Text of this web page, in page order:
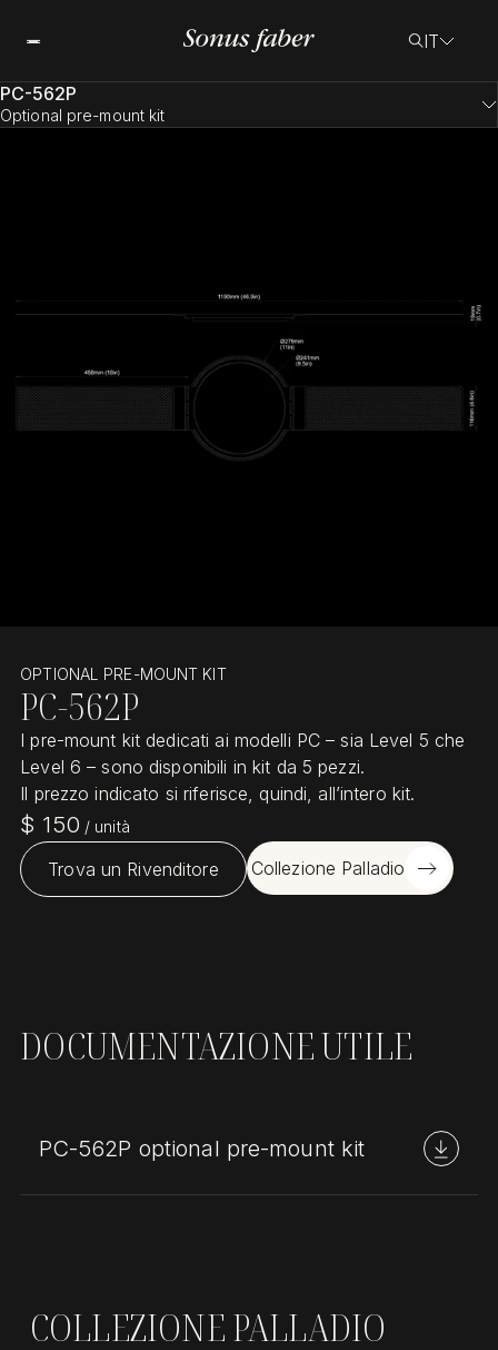
IT
PC-562P
Optional pre-mount kit
OPTIONAL PRE-MOUNT KIT
PC-562P
I pre-mount kit dedicati ai modelli PC – sia Level 5 che
Level 6 – sono disponibili in kit da 5 pezzi.
Il prezzo indicato si riferisce, quindi, all’intero kit.
$ 150 / unità
Trova un Rivenditore Collezione Palladio
DOCUMENTAZIONE UTILE
PC-562P optional pre-mount kit
COLLEZIONE PALLADIO